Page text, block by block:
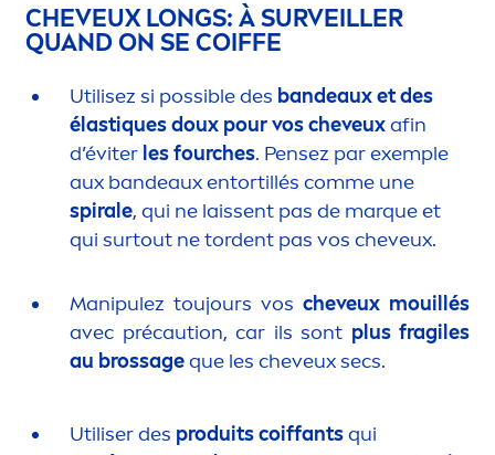
CHEVEUX LONGS: À SURVEILLER
QUAND ON SE COIFFE
Utilisez si possible des bandeaux et des
élastiques doux pour vos cheveuxafin
d’éviter les fourches. Pensez par exemple
aux bandeaux entortillés comme une
spirale, qui ne laissent pas de marque et
qui surtout ne tordent pas vos cheveux.
Manipulez toujours vos cheveux mouillés
avec précaution, car ils sont plus fragiles
au brossageque les cheveux secs.
Utiliser des produits coiffantsqui